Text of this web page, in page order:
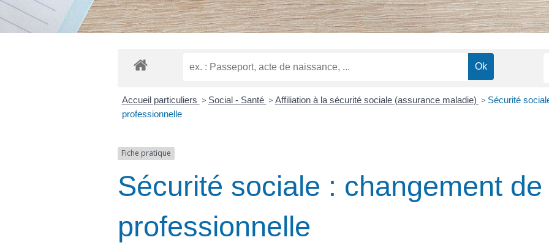
Accueil particuliers > Social - Santé > Affiliation à la sécurité sociale (assurance maladie) > Sécurité
professionnelle
Fiche pratique
Sécurité sociale : changement
professionnelle